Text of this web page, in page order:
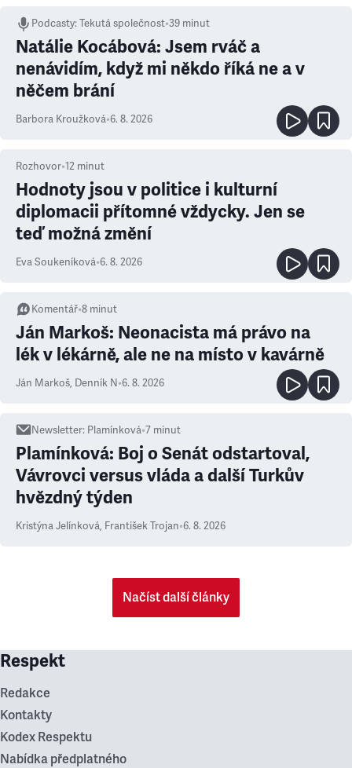
Podcasty:Tekutá společnost•39 minut
Natálie Kocábová: Jsem rváč a
nenávidím, když mi někdo říká ne a v
něčem brání
Barbora Kroužková•6. 8. 2026
Rozhovor•12 minut
Hodnoty jsou v politice i kulturní
diplomacii přítomné vždycky. Jen se
teď možná změní
Eva Soukeníková•6. 8. 2026
Komentář•8 minut
Ján Markoš: Neonacista má právo na
lék v lékárně, ale ne na místo v kavárně
Ján Markoš, Denník N•6. 8. 2026
Newsletter: Plamínková•7 minut
Plamínková: Boj o Senát odstartoval,
Vávrovci versus vláda a další Turkův
hvězdný týden
Kristýna Jelínková, František Trojan•6. 8. 2026
Načíst další články
Respekt
Redakce
Kontakty
Kodex Respektu
Nabídka předplatného